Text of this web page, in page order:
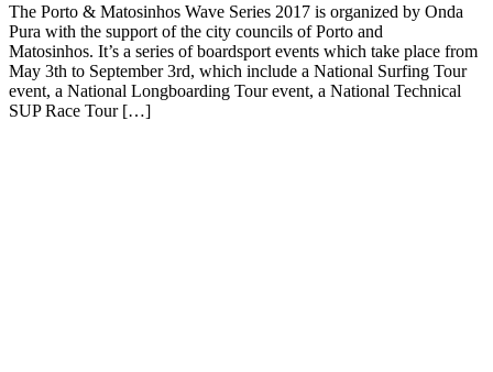
The Porto & Matosinhos Wave Series 2017 is organized by Onda
Pura with the support of the city councils of Porto and
Matosinhos. It’s a series of boardsport events which take place from
May 3th to September 3rd, which include a National Surfing Tour
event, a National Longboarding Tour event, a National Technical
SUP Race Tour […]